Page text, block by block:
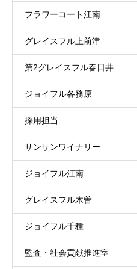
フラワーコート江南
グレイスフル上前津
第2グレイスフル春日井
ジョイフル各務原
採用担当
サンサンワイナリー
ジョイフル江南
グレイスフル木曽
ジョイフル千種
監査・社会貢献推進室